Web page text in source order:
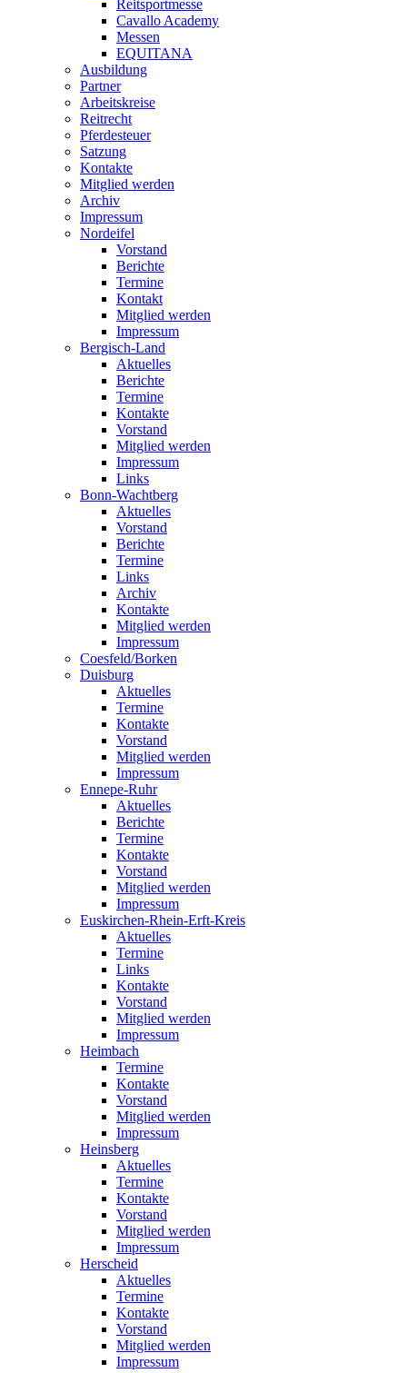
Reitsportmesse
Cavallo Academy
Messen
EQUITANA
Ausbildung
Partner
Arbeitskreise
Reitrecht
Pferdesteuer
Satzung
Kontakte
Mitglied werden
Archiv
Impressum
Nordeifel
Vorstand
Berichte
Termine
Kontakt
Mitglied werden
Impressum
Bergisch-Land
Aktuelles
Berichte
Termine
Kontakte
Vorstand
Mitglied werden
Impressum
Links
Bonn-Wachtberg
Aktuelles
Vorstand
Berichte
Termine
Links
Archiv
Kontakte
Mitglied werden
Impressum
Coesfeld/Borken
Duisburg
Aktuelles
Termine
Kontakte
Vorstand
Mitglied werden
Impressum
Ennepe-Ruhr
Aktuelles
Berichte
Termine
Kontakte
Vorstand
Mitglied werden
Impressum
Euskirchen-Rhein-Erft-Kreis
Aktuelles
Termine
Links
Kontakte
Vorstand
Mitglied werden
Impressum
Heimbach
Termine
Kontakte
Vorstand
Mitglied werden
Impressum
Heinsberg
Aktuelles
Termine
Kontakte
Vorstand
Mitglied werden
Impressum
Herscheid
Aktuelles
Termine
Kontakte
Vorstand
Mitglied werden
Impressum